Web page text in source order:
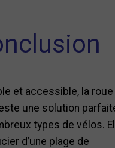
et accessible, la
une solution
types de vélos.
d’une plage de